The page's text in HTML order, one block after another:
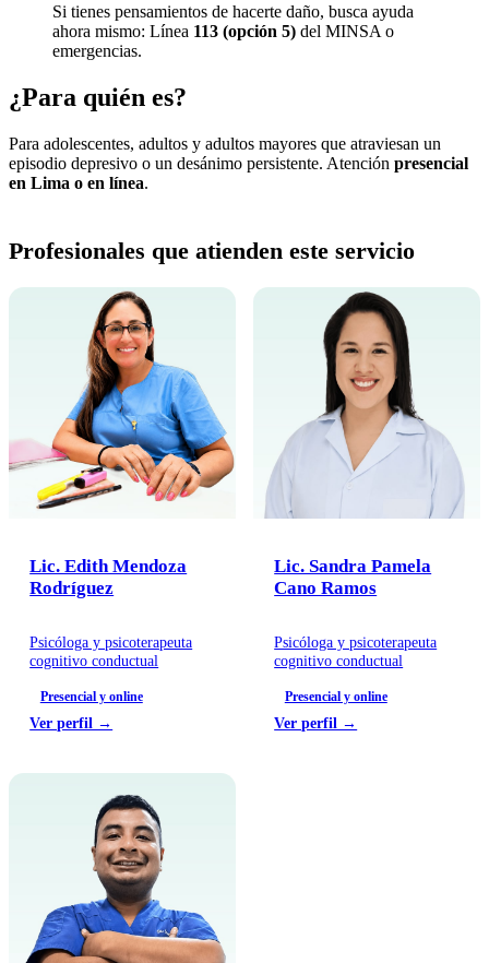
Si tienes pensamientos de hacerte daño, busca ayuda
ahora mismo: Línea 113 (opción 5) del MINSA o
emergencias.
¿Para quién es?
Para adolescentes, adultos y adultos mayores que atraviesan un
episodio depresivo o un desánimo persistente. Atención presencial
en Lima o en línea.
Profesionales que atienden este servicio
Lic. Edith Mendoza
Rodríguez
Psicóloga y psicoterapeuta
cognitivo conductual
Presencial y online
Ver perfil →
Lic. Sandra Pamela
Cano Ramos
Psicóloga y psicoterapeuta
cognitivo conductual
Presencial y online
Ver perfil →